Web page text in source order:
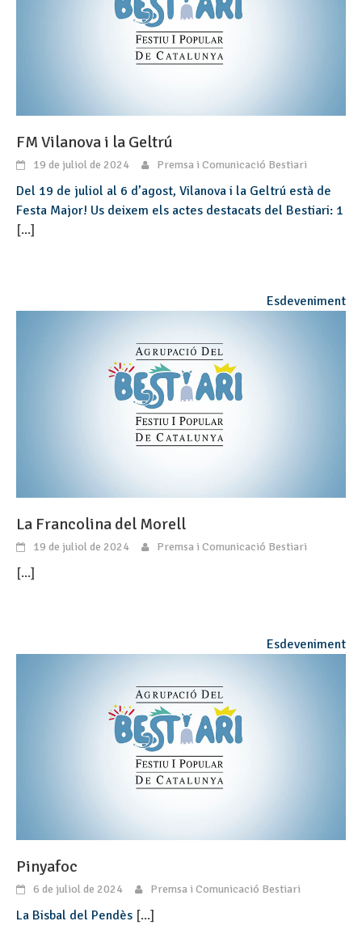
FM Vilanova i la Geltrú
19 de juliol de 2024 Premsa i Comunicació Bestiari
Del 19 de juliol al 6 d’agost, Vilanova i la Geltrú està de
Festa Major! Us deixem els actes destacats del Bestiari: 1
[...]
Esdeveniment
La Francolina del Morell
19 de juliol de 2024 Premsa i Comunicació Bestiari
[...]
Esdeveniment
Pinyafoc
6 de juliol de 2024 Premsa i Comunicació Bestiari
La Bisbal del Pendès [...]